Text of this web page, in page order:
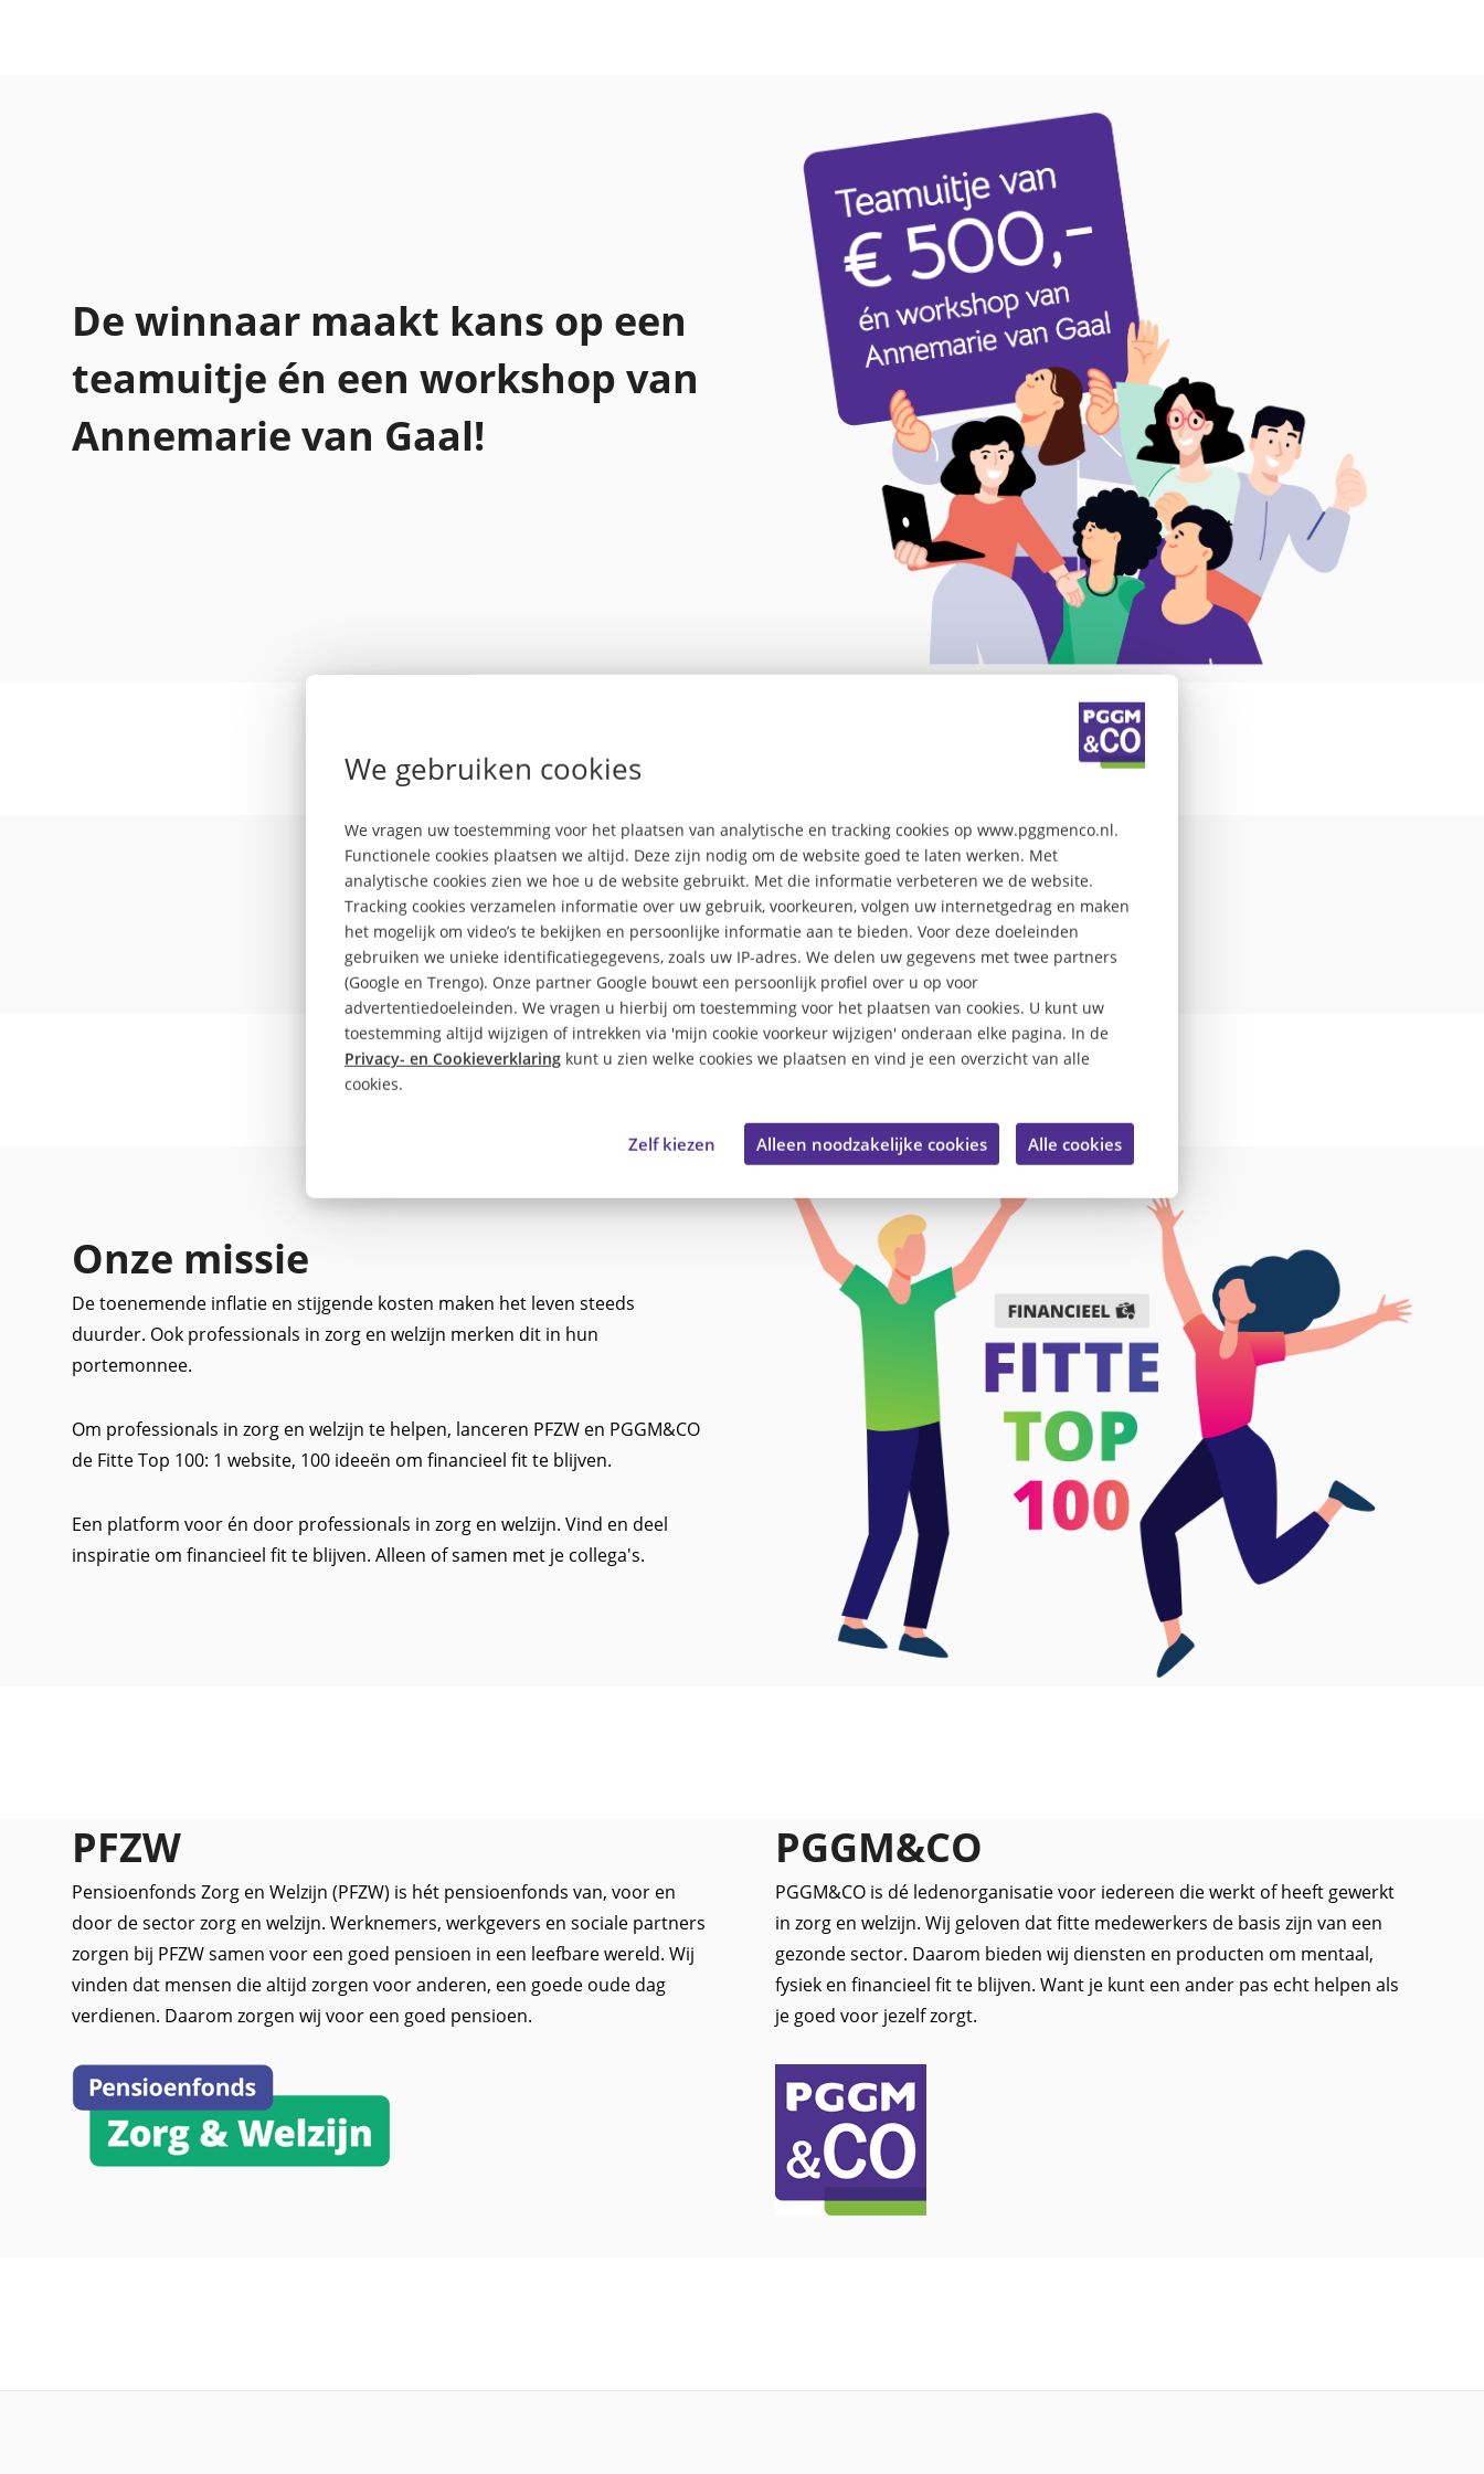
We gebruiken cookies
We vragen uw toestemming voor het plaatsen van analytische en tracking cookies op www.pggmenco.nl.
Functionele cookies plaatsen we altijd. Deze zijn nodig om de website goed te laten werken. Met
analytische cookies zien we hoe u de website gebruikt. Met die informatie verbeteren we de website.
Tracking cookies verzamelen informatie over uw gebruik, voorkeuren, volgen uw internetgedrag en maken
het mogelijk om video’s te bekijken en persoonlijke informatie aan te bieden. Voor deze doeleinden
gebruiken we unieke identificatiegegevens, zoals uw IP-adres. We delen uw gegevens met twee partners
(Google en Trengo). Onze partner Google bouwt een persoonlijk profiel over u op voor
advertentiedoeleinden. We vragen u hierbij om toestemming voor het plaatsen van cookies. U kunt uw
toestemming altijd wijzigen of intrekken via 'mijn cookie voorkeur wijzigen' onderaan elke pagina. In de
Privacy- en Cookieverklaring kunt u zien welke cookies we plaatsen en vind je een overzicht van alle
cookies.
Zelf kiezen Alleen noodzakelijke cookies Alle cookies
De winnaar maakt kans op een
teamuitje én een workshop van
Annemarie van Gaal!
De Fitte Top 100 is een initiatief van
Onze missie
De toenemende inflatie en stijgende kosten maken het leven steeds
duurder. Ook professionals in zorg en welzijn merken dit in hun
portemonnee.
Om professionals in zorg en welzijn te helpen, lanceren PFZW en PGGM&CO
de Fitte Top 100: 1 website, 100 ideeën om financieel fit te blijven.
Een platform voor én door professionals in zorg en welzijn. Vind en deel
inspiratie om financieel fit te blijven. Alleen of samen met je collega's.
PFZW
Pensioenfonds Zorg en Welzijn (PFZW) is hét pensioenfonds van, voor en
door de sector zorg en welzijn. Werknemers, werkgevers en sociale partners
zorgen bij PFZW samen voor een goed pensioen in een leefbare wereld. Wij
vinden dat mensen die altijd zorgen voor anderen, een goede oude dag
verdienen. Daarom zorgen wij voor een goed pensioen.
PGGM&CO
PGGM&CO is dé ledenorganisatie voor iedereen die werkt of heeft gewerkt
in zorg en welzijn. Wij geloven dat fitte medewerkers de basis zijn van een
gezonde sector. Daarom bieden wij diensten en producten om mentaal,
fysiek en financieel fit te blijven. Want je kunt een ander pas echt helpen als
je goed voor jezelf zorgt.